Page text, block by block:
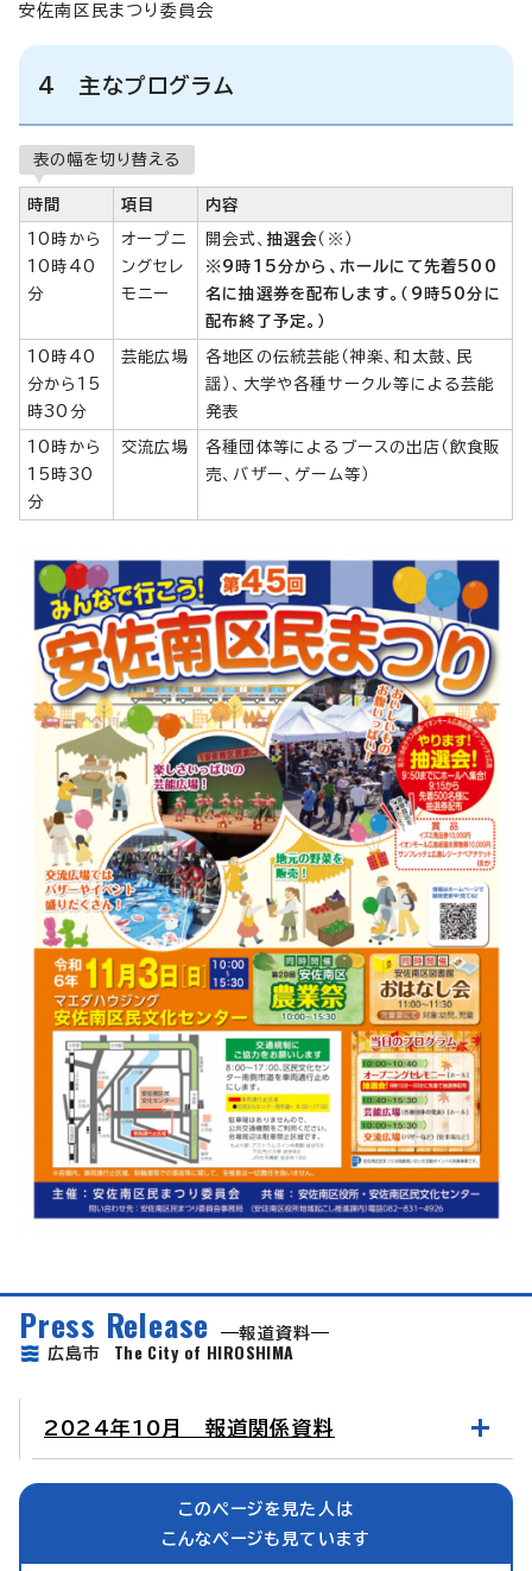
安佐南区民まつり委員会
4 主なプログラム
表の幅を切り替える
時間 項目 内容
10時から
10時40
分
オープニ
ングセレ
モニー
開会式、 抽選会 （※）
※9時15分から、ホールにて先着500
名に抽選券を配布します。（9時50分に
配布終了予定。）
10時40
分から15
時30分
芸能広場
各地区の伝統芸能（神楽、和太鼓、民
謡）、大学や各種サークル等による芸能
発表
10時から
15時30
分
交流広場
各種団体等によるブースの出店（飲食販
売、バザー、ゲーム等）
Press Release
報道資料
広島市 The City of HIROSHIMA
2024年10月 報道関係資料
このページを見た人は
こんなページも見ています